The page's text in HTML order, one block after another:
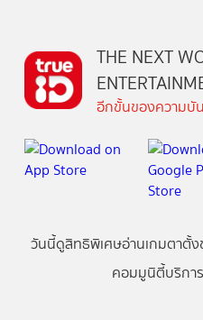
THE NEXT
อีกขั้นของความบั
วันนี้ดูสิทธิพิเศษอ่านเกมตาตั้ง
คอมมูนิตี้บริกา